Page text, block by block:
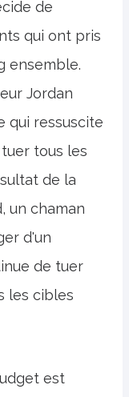
de
qui ont pris
ensemble.
Jordan
qui ressuscite
tous les
de la
un chaman
d'un
de tuer
les cibles
est